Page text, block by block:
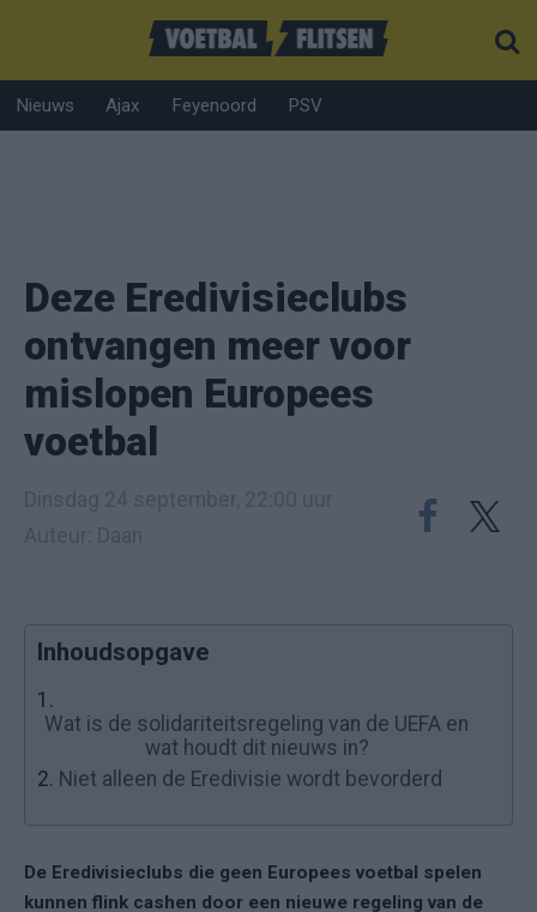
Nieuws Ajax Feyenoord PSV
Deze Eredivisieclubs
ontvangen meer voor
mislopen Europees
voetbal
Inhoudsopgave
1.
Wat is de solidariteitsregeling van de UEFA en
wat houdt dit nieuws in?
2. Niet alleen de Eredivisie wordt bevorderd
De Eredivisieclubs die geen Europees voetbal spelen
kunnen flink cashen door een nieuwe regeling van de